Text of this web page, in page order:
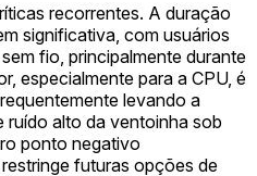
recorrentes. A duração
significativa, com usuários
fio, principalmente durante
especialmente para a CPU, é
levando a
ruído alto da ventoinha sob
ponto negativo
futuras opções de